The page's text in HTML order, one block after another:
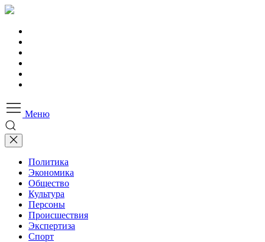
Меню
Политика
Экономика
Общество
Культура
Персоны
Происшествия
Экспертиза
Спорт